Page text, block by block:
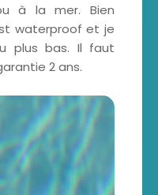
à la mer. Bien
waterproof et je
plus bas. Il faut
2 ans.